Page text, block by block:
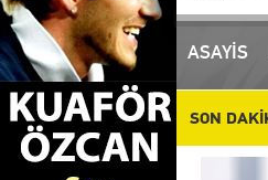
ASAYİS
SON